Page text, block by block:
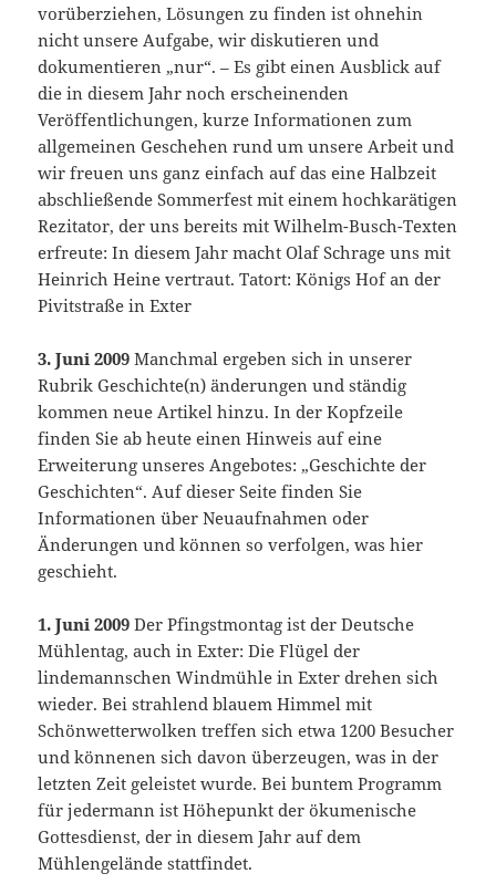
vorüberziehen, Lösungen zu finden ist ohnehin
nicht unsere Aufgabe, wir diskutieren und
dokumentieren „nur“. – Es gibt einen Ausblick auf
die in diesem Jahr noch erscheinenden
Veröffentlichungen, kurze Informationen zum
allgemeinen Geschehen rund um unsere Arbeit und
wir freuen uns ganz einfach auf das eine Halbzeit
abschließende Sommerfest mit einem hochkarätigen
Rezitator, der uns bereits mit Wilhelm-Busch-Texten
erfreute: In diesem Jahr macht Olaf Schrage uns mit
Heinrich Heine vertraut. Tatort: Königs Hof an der
Pivitstraße in Exter
3. Juni 2009 Manchmal ergeben sich in unserer
Rubrik Geschichte(n) änderungen und ständig
kommen neue Artikel hinzu. In der Kopfzeile
finden Sie ab heute einen Hinweis auf eine
Erweiterung unseres Angebotes: „Geschichte der
Geschichten“. Auf dieser Seite finden Sie
Informationen über Neuaufnahmen oder
Änderungen und können so verfolgen, was hier
geschieht.
1. Juni 2009 Der Pfingstmontag ist der Deutsche
Mühlentag, auch in Exter: Die Flügel der
lindemannschen Windmühle in Exter drehen sich
wieder. Bei strahlend blauem Himmel mit
Schönwetterwolken treffen sich etwa 1200 Besucher
und könnenen sich davon überzeugen, was in der
letzten Zeit geleistet wurde. Bei buntem Programm
für jedermann ist Höhepunkt der ökumenische
Gottesdienst, der in diesem Jahr auf dem
Mühlengelände stattfindet.